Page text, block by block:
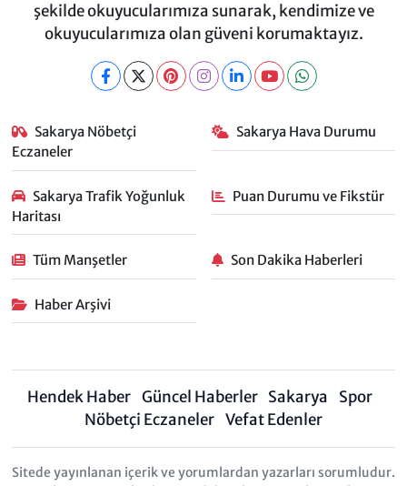
şekilde okuyucularımıza sunarak, kendimize ve
okuyucularımıza olan güveni korumaktayız.
Sakarya Nöbetçi
Eczaneler
Sakarya Hava Durumu
Sakarya Trafik Yoğunluk
Haritası
Puan Durumu ve Fikstür
Tüm Manşetler Son Dakika Haberleri
Haber Arşivi
Hendek Haber Güncel Haberler Sakarya
Spor
Nöbetçi Eczaneler Vefat Edenler
Sitede yayınlanan içerik ve yorumlardan yazarları sorumludur.